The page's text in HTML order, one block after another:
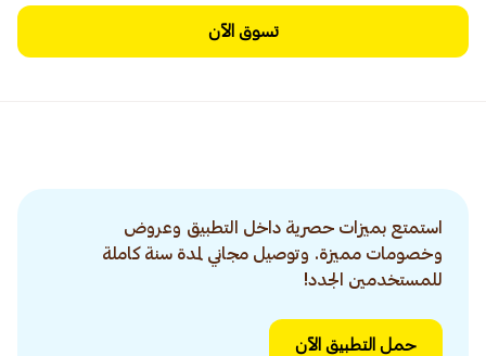
تسوق الآن
استمتع بميزات حصرية داخل التطبيق وعروض
وخصومات مميزة. وتوصيل مجاني لمدة سنة كاملة
للمستخدمين الجدد!
حمل التطبيق الآن